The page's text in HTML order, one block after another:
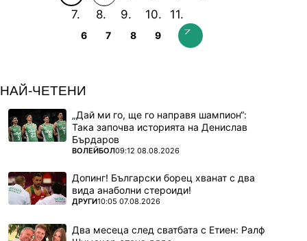
6 7 8 9
НАЙ-ЧЕТЕНИ
„Дай ми го, ще го направя шампион“:
Така започва историята на Денислав
Бърдаров
ПОВЕЧЕ ОТ
ВОЛЕЙБОЛ09:12 08.08.2026
Допинг! Български борец хванат с два
вида анаболни стероиди!
ПОВЕЧЕ ОТ
ДРУГИ10:05 07.08.2026
Два месеца след сватбата с Етиен: Ралф